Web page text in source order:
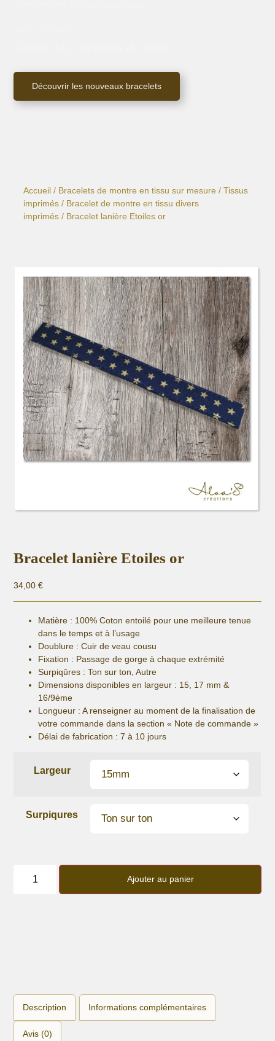
Découvrir les nouveaux bracelets
Accueil / Bracelets de montre en tissu sur mesure /Tissus
imprimés / Bracelet de montre en tissu divers
imprimés / Bracelet lanière Etoiles or
Bracelet lanière Etoiles or
34,00€
Matière : 100% Coton entoilé pour une meilleure tenue
dans le temps et à l’usage
Doublure : Cuir de veau cousu
Fixation : Passage de gorge à chaque extrémité
Surpiqûres : Ton sur ton, Autre
Dimensions disponibles en largeur : 15, 17 mm &
16/9ème
Longueur : A renseigner au moment de la finalisation de
votre commande dans la section « Note de commande »
Délai de fabrication : 7 à 10 jours
Largeur
Surpiqures
Bracelet
Ajouter au panier
Description Informations complémentaires
Avis (0)